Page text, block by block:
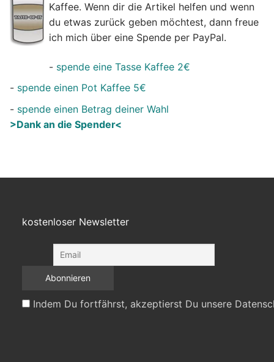
Kaffee. Wenn dir die Artikel helfen und wenn
du etwas zurück geben möchtest, dann freue
ich mich über eine Spende per PayPal.
- spende eine Tasse Kaffee 2€
- spende einen Pot Kaffee 5€
- spende einen Betrag deiner Wahl
>Dank an die Spender<
kostenloser Newsletter
Indem Du fortfährst, akzeptierst Du unsere